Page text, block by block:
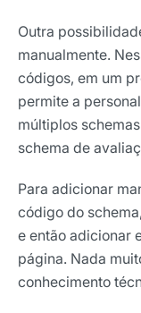
Outra
manualmente.
códigos, em um
permite a
múltiplos
schema de
Para adicionar
código do
e então adicionar
página. Nada
conhecimento